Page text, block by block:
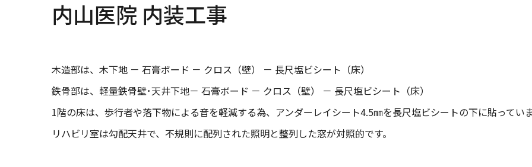
内山医院 内装工事
木造部は、木下地 － 石膏ボード － クロス（壁） － 長尺塩ビシート（床）
鉄骨部は、軽量鉄骨壁･天井下地－ 石膏ボード － クロス（壁） － 長尺塩ビシート（床）
1階の床は、歩行者や落下物による音を軽減する為、アンダーレイシート4.5㎜を長尺塩ビシートの下に貼ってい
リハビリ室は勾配天井で、不規則に配列された照明と整列した窓が対照的です。